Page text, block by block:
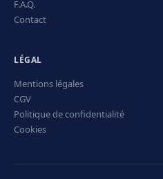
F.A.Q.
Contact
LÉGAL
Mentions légales
CGV
Politique de confidentialité
Cookies